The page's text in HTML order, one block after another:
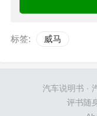
标签: 威马
汽车说明书 ·
评书随